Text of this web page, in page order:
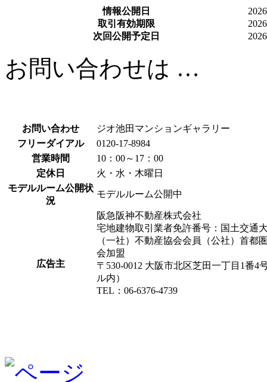
情報公開日
取引有効期限
次回公開予定日
お問い合わせは …
お問い合わせ
ジオ池田マンションギャラリー
フリーダイアル
0120-17-8984
営業時間
10：00～17：00
定休日
火・水・木曜日
モデルルーム公開状
況
モデルルーム公開中
広告主
阪急阪神不動産株式会社
宅地建物取引業者免許番号：国土交通
（一社）不動産協会会員（公社）首都
会加盟
〒530-0012 大阪市北区芝田一丁目1番4
ル内）
TEL：06-6376-4739